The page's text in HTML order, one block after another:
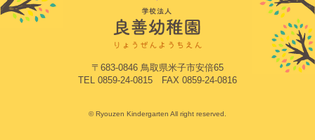
〒683-0846 鳥取県米子市安倍65
TEL 0859-24-0815 FAX 0859-24-0816
© Ryouzen Kindergarten All right reserved.